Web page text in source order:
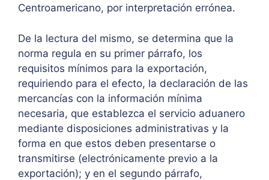
Centroamericano, por interpretación errónea.
De la lectura del mismo, se determina que la
norma regula en su primer párrafo, los
requisitos mínimos para la exportación,
requiriendo para el efecto, la declaración de las
mercancías con la información mínima
necesaria, que establezca el servicio aduanero
mediante disposiciones administrativas y la
forma en que estos deben presentarse o
transmitirse (electrónicamente previo a la
exportación); y en el segundo párrafo,